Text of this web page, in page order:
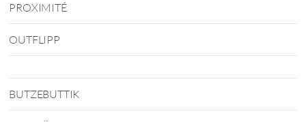
PROXIMITÉ
OUTFLIPP
BUTZEBUTTIK